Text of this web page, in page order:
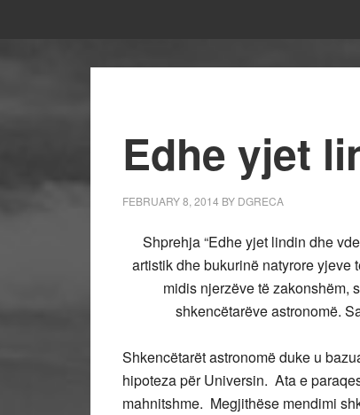
Edhe yjet
FEBRUARY 8, 2014 BY DGRECA
Shprehja “Edhe yjet lindin dhe
artistik dhe bukurinë natyrore yjeve
midis njerzëve të zakonshëm,
shkencëtarëve astronomë.
Shkencëtarët astronomë duke u
hipoteza për Universin. Ata e
mahnitshme. Megjithëse mendimi